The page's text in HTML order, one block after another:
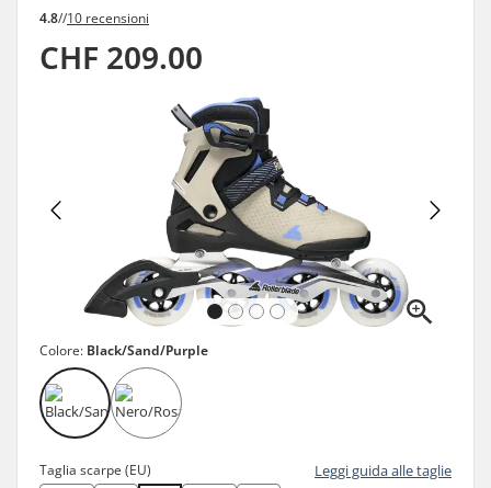
4.8//10 recensioni
CHF 209.00
Colore: Black/Sand/Purple
Taglia scarpe (EU) Leggi guida alle taglie